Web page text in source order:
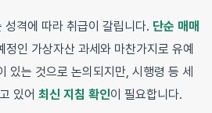
격에 따라 취급이 갈립니다. 단순 매매
인 가상자산 과세와 마찬가지로 유예
있는 것으로 논의되지만, 시행령 등 세
있어 최신 지침 확인이 필요합니다.